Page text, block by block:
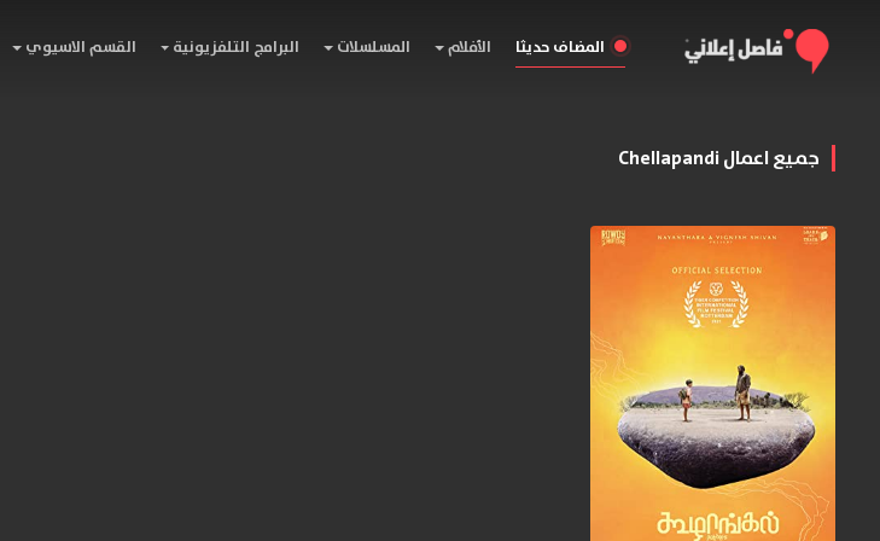
المضاف حديثا الأفلام المسلسلات البرامج التلفزيونية القسم الاسيوي
جميع اعمال Chellapandi